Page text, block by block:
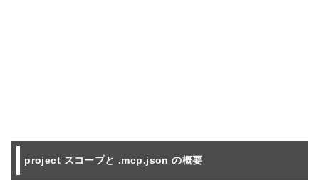
project スコープと .mcp.json の概要